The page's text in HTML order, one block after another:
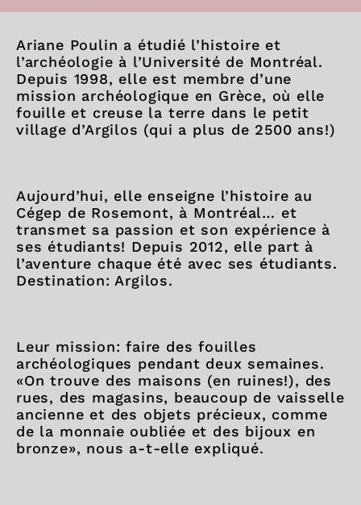
Ariane Poulin a étudié l’histoire et
l’archéologie à l’Université de Montréal.
Depuis 1998, elle est membre d’une
mission archéologique en Grèce, où elle
fouille et creuse la terre dans le petit
village d’Argilos (qui a plus de 2500 ans!)
Aujourd’hui, elle enseigne l’histoire au
Cégep de Rosemont, à Montréal… et
transmet sa passion et son expérience à
ses étudiants! Depuis 2012, elle part à
l’aventure chaque été avec ses étudiants.
Destination: Argilos.
Leur mission: faire des fouilles
archéologiques pendant deux semaines.
«On trouve des maisons (en ruines!), des
rues, des magasins, beaucoup de vaisselle
ancienne et des objets précieux, comme
de la monnaie oubliée et des bijoux en
bronze», nous a-t-elle expliqué.